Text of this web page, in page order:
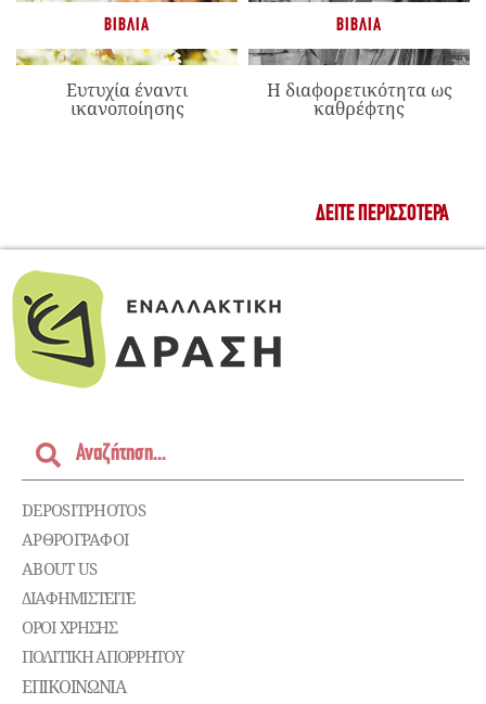
ΒΙΒΛΊΑ
Ευτυχία έναντι
ικανοποίησης
ΒΙΒΛΊΑ
Η διαφορετικότητα ως
καθρέφτης
ΔΕΊΤΕ ΠΕΡΙΣΣΌΤΕΡΑ
DEPOSITPHOTOS
ΑΡΘΡΟΓΡΑΦΟΙ
ABOUT US
ΔΙΑΦΗΜΙΣΤΕΊΤΕ
ΌΡΟΙ ΧΡΉΣΗΣ
ΠΟΛΙΤΙΚΉ ΑΠΟΡΡΉΤΟΥ
ΕΠΙΚΟΙΝΩΝΊΑ